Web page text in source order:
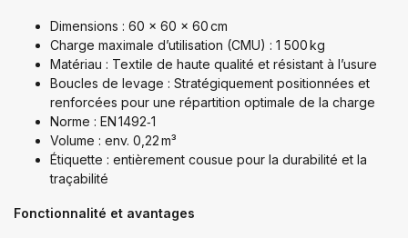
Dimensions : 60 x 60 x 60 cm
Charge maximale d’utilisation (CMU) : 1 500 kg
Matériau : Textile de haute qualité et résistant à l’usure
Boucles de levage : Stratégiquement positionnées et
renforcées pour une répartition optimale de la charge
Norme : EN 1492‑1
Volume : env. 0,22 m³
Étiquette : entièrement cousue pour la durabilité et la
traçabilité
Fonctionnalité et avantages